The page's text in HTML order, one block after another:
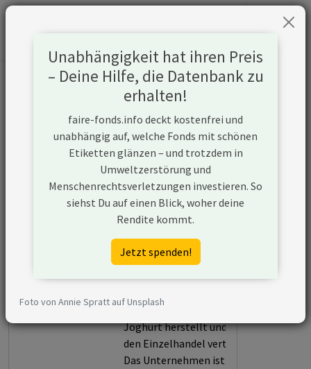
Informationen zum Unternehmen
General Mills Inc.
https://www.generalmills.de/
Konflikte
General Mills ist ein
amerikanisches
Unternehmen, das unter
anderem Backwaren,
Cerealien, Snacks, Suppen und
Joghurt herstellt und über
den Einzelhandel vertreibt.
Das Unternehmen ist auf
Unabhängigkeit hat ihren Preis
– Deine Hilfe, die Datenbank zu
erhalten!
faire-fonds.info deckt kostenfrei und
unabhängig auf, welche Fonds mit schönen
Etiketten glänzen – und trotzdem in
Umweltzerstörung und
Menschenrechtsverletzungen investieren. So
siehst Du auf einen Blick, woher deine
Rendite kommt.
Jetzt spenden!
Foto von Annie Spratt auf Unsplash